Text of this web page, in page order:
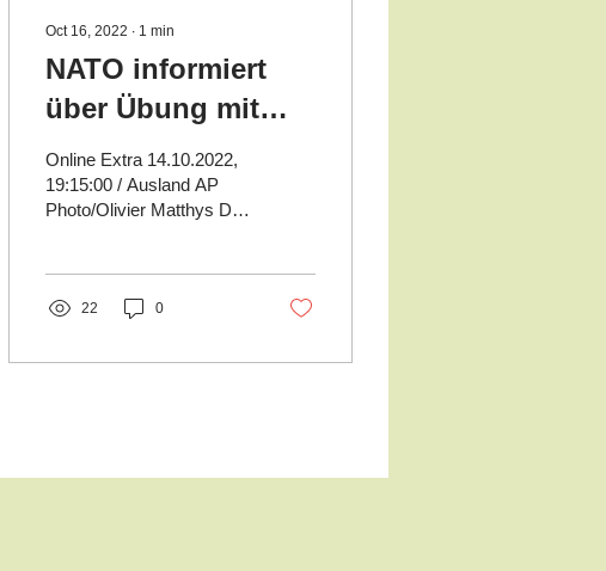
Oct 16, 2022 ∙ 1 min
NATO informiert
über Übung mit
Atomwaffen
Online Extra 14.10.2022,
19:15:00 / Ausland AP
Photo/Olivier Matthys Den
22 0